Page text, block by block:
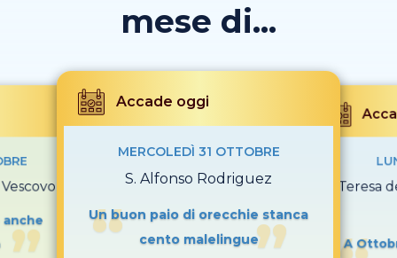
mese di...
anche
Accade oggi
MERCOLEDÌ 31 OTTOBRE
S. Alfonso Rodriguez
Un buon paio di orecchie stanca
cento malelingue
S. Teresa
A